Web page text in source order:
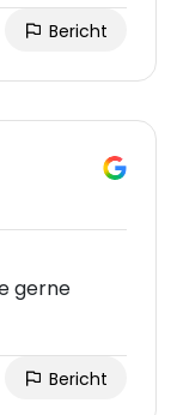
Bericht
gerne
Bericht